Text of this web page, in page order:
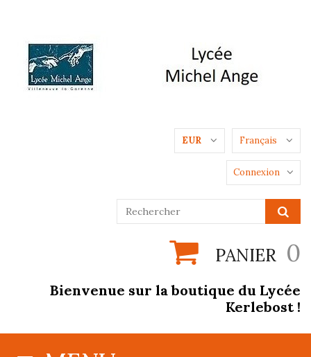
Français
EUR
Connexion
PANIER 0
Bienvenue sur la boutique du Lycée
Kerlebost !